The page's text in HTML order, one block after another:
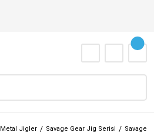
Metal Jigler Savage Gear Jig Serisi Savage